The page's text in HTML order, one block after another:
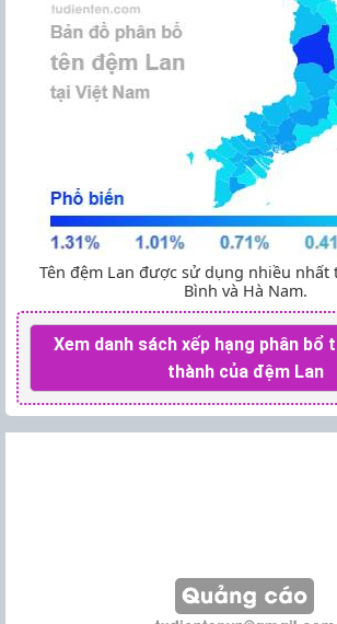
Tên đệm Lan được sử dụng nhiều nhất
Bình và Hà Nam.
Xem danh sách xếp hạng phân bổ
thành của đệm Lan